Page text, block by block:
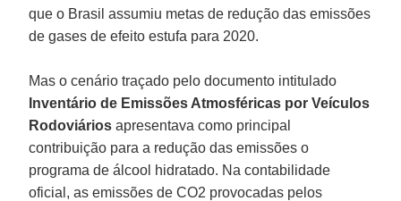
que o Brasil assumiu metas de redução das emissões
de gases de efeito estufa para 2020.
Mas o cenário traçado pelo documento intitulado
Inventário de Emissões Atmosféricas por Veículos
Rodoviários apresentava como principal
contribuição para a redução das emissões o
programa de álcool hidratado. Na contabilidade
oficial, as emissões de CO2 provocadas pelos